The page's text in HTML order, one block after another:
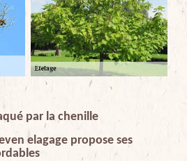
par la chenille
elagage propose ses